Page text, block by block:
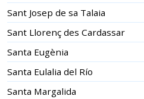
Sant Josep de sa Talaia
Sant Llorenç des Cardassar
Santa Eugènia
Santa Eulalia del Río
Santa Margalida